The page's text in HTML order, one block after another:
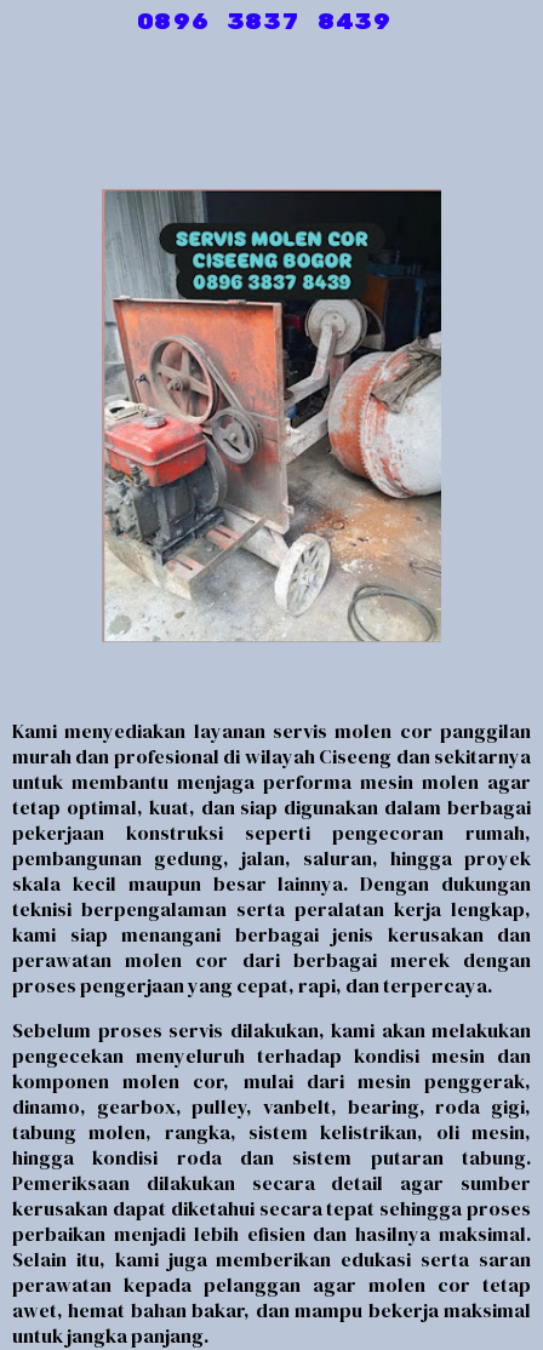
0896 3837 8439
Kami menyediakan layanan servis molen cor panggilan
murah dan profesional di wilayahCiseeng dan sekitarnya
untuk membantu menjaga performa mesin molen agar
tetap optimal, kuat, dan siap digunakan dalam berbagai
pekerjaan konstruksi seperti pengecoran rumah,
pembangunan gedung, jalan, saluran, hingga proyek
skala kecil maupun besar lainnya. Dengan dukungan
teknisi berpengalaman serta peralatan kerja lengkap,
kami siap menangani berbagai jenis kerusakan dan
perawatan molen cor dari berbagai merek dengan
proses pengerjaan yang cepat, rapi, dan terpercaya.
Sebelum proses servis dilakukan, kami akan melakukan
pengecekan menyeluruh terhadap kondisi mesin dan
komponen molen cor, mulai dari mesin penggerak,
dinamo, gearbox, pulley, vanbelt, bearing, roda gigi,
tabung molen, rangka, sistem kelistrikan, oli mesin,
hingga kondisi roda dan sistem putaran tabung.
Pemeriksaan dilakukan secara detail agar sumber
kerusakan dapat diketahui secara tepat sehingga proses
perbaikan menjadi lebih efisien dan hasilnya maksimal.
Selain itu, kami juga memberikan edukasi serta saran
perawatan kepada pelanggan agar molen cor tetap
awet, hemat bahan bakar, dan mampu bekerja maksimal
untuk jangka panjang.